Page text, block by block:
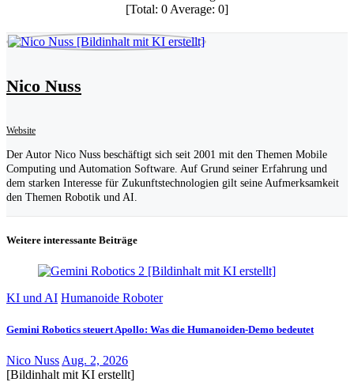
[Total: 0 Average: 0]
Nico Nuss
Website
Der Autor Nico Nuss beschäftigt sich seit 2001 mit den Themen Mobile
Computing und Automation Software. Auf Grund seiner Erfahrung und
dem starken Interesse für Zukunftstechnologien gilt seine Aufmerksamkeit
den Themen Robotik und AI.
Weitere interessante Beiträge
KI und AI Humanoide Roboter
Gemini Robotics steuert Apollo: Was die Humanoiden-Demo bedeutet
Nico Nuss Aug. 2, 2026
[Bildinhalt mit KI erstellt]